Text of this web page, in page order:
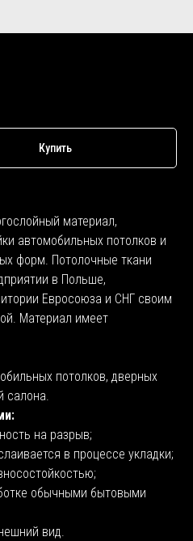
Купить
материал,
автомобильных потолков и
форм. Потолочные ткани
в Польше,
Евросоюза и СНГ своим
Материал имеет
потолков, дверных
салона.
на разрыв;
в процессе укладки;
обычными бытовыми
вид.